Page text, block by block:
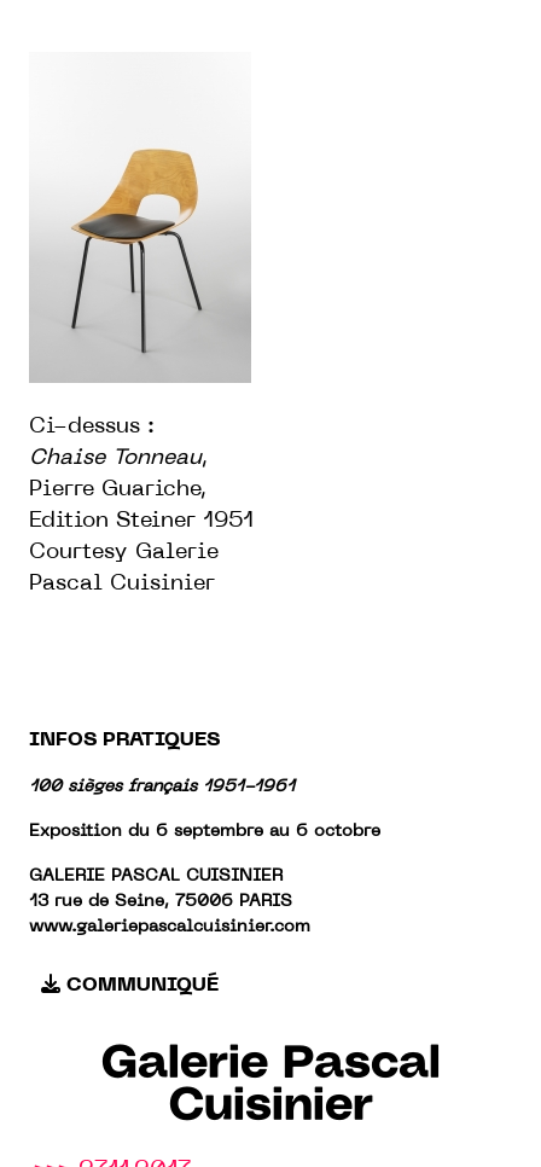
Ci-dessus :
Chaise Tonneau,
Pierre Guariche,
Edition Steiner 1951
Courtesy Galerie
Pascal Cuisinier
INFOS PRATIQUES
100 sièges français 1951-1961
Exposition du 6 septembre au 6 octobre
GALERIE PASCAL CUISINIER
13 rue de Seine, 75006 PARIS
www.galeriepascalcuisinier.com
COMMUNIQUÉ
Galerie Pascal
Cuisinier